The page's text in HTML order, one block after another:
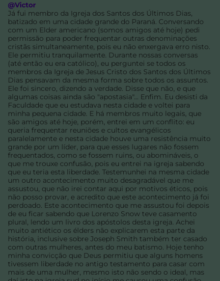
@Victor
Já fui membro da Igreja dos Santos dos Últimos Dias,
batizado em uma cidade grande do Paraná. Conversando
com um Elder americano (somos amigos até hoje) pedi
permissão para poder frequentar outras denominações
cristãs simultaneamente, pois eu não enxergava erro nisto.
Ele permitiu tranquilamente. Durante nossas conversas
(até então eu era católico), eu perguntei se todos os
membros da Igreja de Jesus Cristo dos Santos dos Últimos
Dias pensavam da mesma forma sobre todos os assuntos.
Ele foi sincero, dizendo a verdade. Disse que não, e que
algumas coisas ainda são "apostasia"... Enfim. Eu desisti da
Faculdade que eu estudava nesta cidade e voltei para
minha pequena cidade. E há membros muito legais, que
são amigos até hoje, porém, entrei em um conflito: eu
queria frequentar reuniões e cultos evangélicos
paralelamente e nesta cidade houve uma resistência muito
grande por um líder, para que esses lugares não fossem
frequentados, como se fossem ruins, ou abomináveis, o
que me trouxe confusão, pois eu entrei na igreja sabendo
que eu teria esta liberdade. Testemunhei na mesma cidade
um outro acontecimento muito desagradável que me
assustou, que não irei contar aqui por motivos éticos, pois
não posso provar, e acredito que este acontecimento já foi
perdoado. Este acontecimento que me assustou foi depois
de eu ficar sabendo que Lorenzo Snow teve casamento
plural, lendo um livro dos apóstolos desta igreja. Achei
muito antiético os élders não explicarem esta parte da
história, inclusive sobre Joseph Smith também ter casado
com outras mulheres, antes do meu batismo. Hoje tenho
minha convicção que Deus permitiu que alguns homens
tivessem liberdade no antigo testamento para casar com
mais de uma mulher, mesmo isto não sendo o ideal, mas